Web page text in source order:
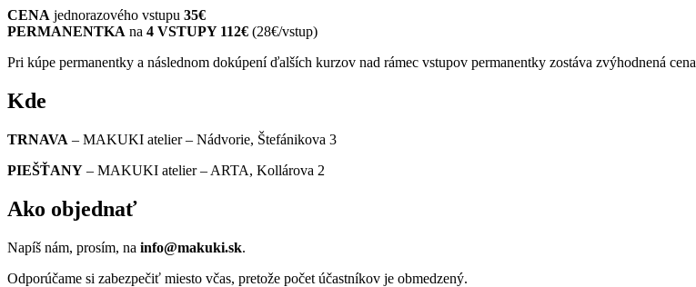
CENA jednorazového vstupu 35€
PERMANENTKA na 4 VSTUPY 112€ (28€/vstup)
Pri kúpe permanentky a následnom dokúpení ďalších kurzov nad rámec vstupov permanentky zostáva zvýhodnená cena
Kde
TRNAVA – MAKUKI atelier – Nádvorie, Štefánikova 3
PIEŠŤANY – MAKUKI atelier – ARTA, Kollárova 2
Ako objednať
Napíš nám, prosím, na info@makuki.sk.
Odporúčame si zabezpečiť miesto včas, pretože počet účastníkov je obmedzený.